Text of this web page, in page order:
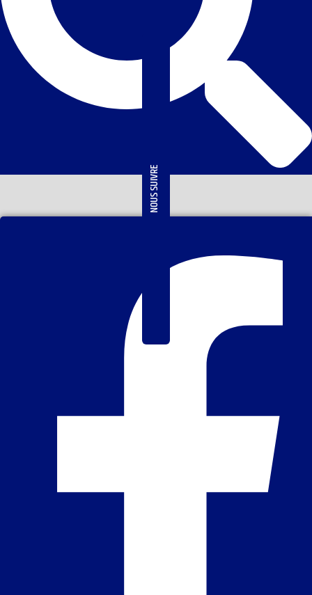
NOUS SUIVRE